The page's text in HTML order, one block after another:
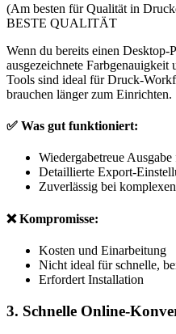
(Am besten für Qualität in
BESTE QUALITÄT
Wenn du bereits einen
ausgezeichnete
Tools sind ideal für Druck-
brauchen länger zum Einrichten.
✅ Was gut funktioniert:
Wiedergabetreue
Detaillierte Export-
Zuverlässig bei
❌ Kompromisse:
Kosten und Einarbeitung
Nicht ideal für schnelle,
Erfordert Installation
3. Schnelle Online-